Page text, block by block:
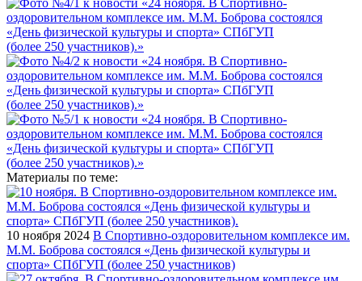
Материалы по теме:
10 ноября 2024 В Спортивно-оздоровительном комплексе им.
М.М. Боброва состоялся «День физической культуры и
спорта» СПбГУП (более 250 участников)